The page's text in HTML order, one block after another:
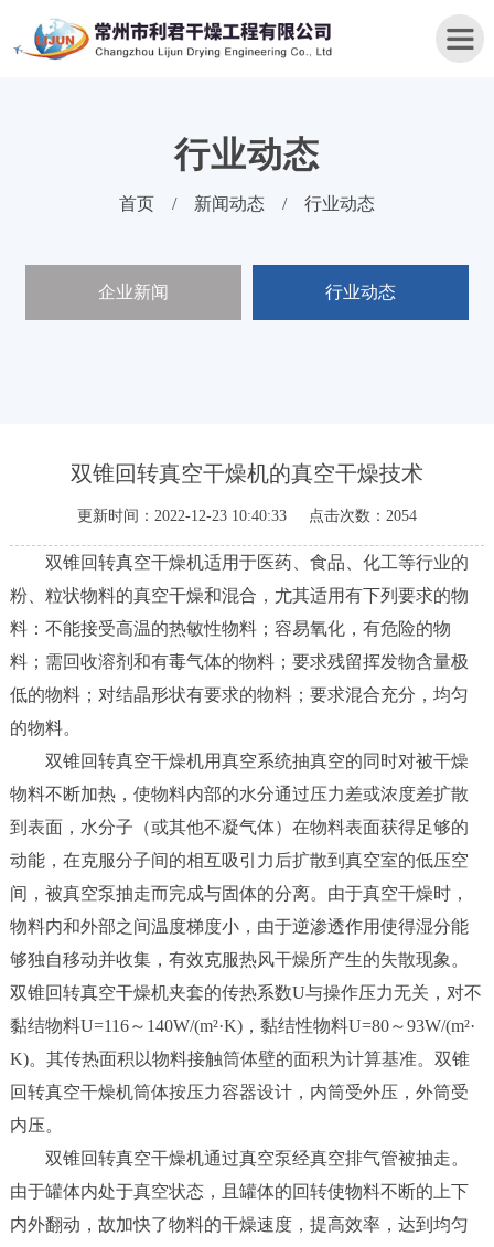
我
心
闻
中
心
工
程
案
例
客
中
心
人
才
中
心
联
系
我
行业动态
首页 / 新闻动态 / 行业动态
企业新闻 行业动态
双锥回转真空干燥机的真空干燥技术
更新时间：2022-12-23 10:40:33 点击次数：2054
双锥回转真空干燥机适用于医药、食品、化工等行业的
粉、粒状物料的真空干燥和混合，尤其适用有下列要求的物
料：不能接受高温的热敏性物料；容易氧化，有危险的物
料；需回收溶剂和有毒气体的物料；要求残留挥发物含量极
低的物料；对结晶形状有要求的物料；要求混合充分，均匀
的物料。
双锥回转真空干燥机用真空系统抽真空的同时对被干燥
物料不断加热，使物料内部的水分通过压力差或浓度差扩散
到表面，水分子（或其他不凝气体）在物料表面获得足够的
动能，在克服分子间的相互吸引力后扩散到真空室的低压空
间，被真空泵抽走而完成与固体的分离。由于真空干燥时，
物料内和外部之间温度梯度小，由于逆渗透作用使得湿分能
够独自移动并收集，有效克服热风干燥所产生的失散现象。
双锥回转真空干燥机夹套的传热系数U与操作压力无关，对不
黏结物料U=116～140W/(m²·K)，黏结性物料U=80～93W/(m²·
K)。其传热面积以物料接触筒体壁的面积为计算基准。双锥
回转真空干燥机筒体按压力容器设计，内筒受外压，外筒受
内压。
双锥回转真空干燥机通过真空泵经真空排气管被抽走。
由于罐体内处于真空状态，且罐体的回转使物料不断的上下
内外翻动，故加快了物料的干燥速度，提高效率，达到均匀